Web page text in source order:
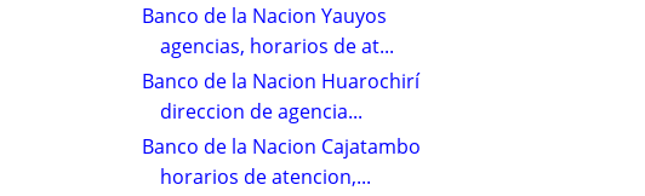
Banco de la Nacion Yauyos
agencias, horarios de at...
Banco de la Nacion Huarochirí
direccion de agencia...
Banco de la Nacion Cajatambo
horarios de atencion,...